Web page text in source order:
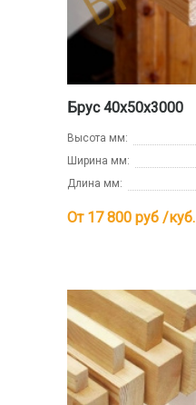
Брус 40х50х3000
Высота мм:
Ширина мм:
Длина мм:
От 17 800 руб /куб.